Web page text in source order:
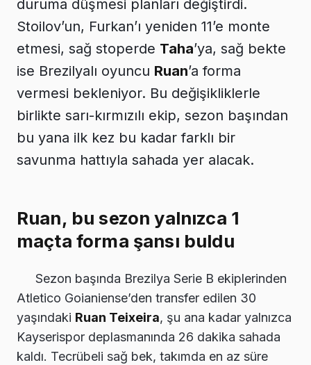
duruma düşmesi planları değiştirdi.
Stoilov’un, Furkan’ı yeniden 11’e monte
etmesi, sağ stoperde Taha’ya, sağ bekte
ise Brezilyalı oyuncu Ruan’a forma
vermesi bekleniyor. Bu değişikliklerle
birlikte sarı-kırmızılı ekip, sezon başından
bu yana ilk kez bu kadar farklı bir
savunma hattıyla sahada yer alacak.
Ruan, bu sezon yalnızca 1
maçta forma şansı buldu
Sezon başında Brezilya Serie B ekiplerinden
Atletico Goianiense’den transfer edilen 30
yaşındaki Ruan Teixeira, şu ana kadar yalnızca
Kayserispor deplasmanında 26 dakika sahada
kaldı. Tecrübeli sağ bek, takımda en az süre